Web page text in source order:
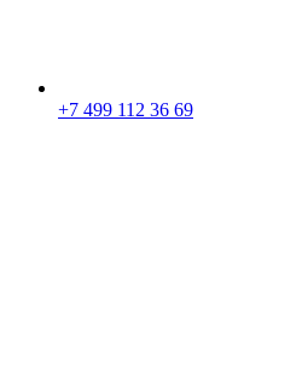
+7 499 112 36 69